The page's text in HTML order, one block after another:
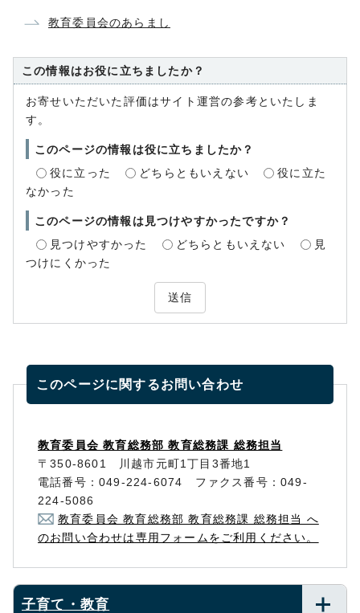
教育委員会のあらまし
この情報はお役に立ちましたか？
お寄せいただいた評価はサイト運営の参考といたしま
す。
このページの情報は役に立ちましたか？
役に立った
どちらともいえない
役に立た
なかった
このページの情報は見つけやすかったですか？
見つけやすかった
どちらともいえない
見
つけにくかった
送信
このページに関するお問い合わせ
教育委員会 教育総務部 教育総務課 総務担当
〒350-8601 川越市元町1丁目3番地1
電話番号：049-224-6074 ファクス番号：049-
224-5086
教育委員会 教育総務部 教育総務課 総務担当 へ
のお問い合わせは専用フォームをご利用ください。
子育て・教育